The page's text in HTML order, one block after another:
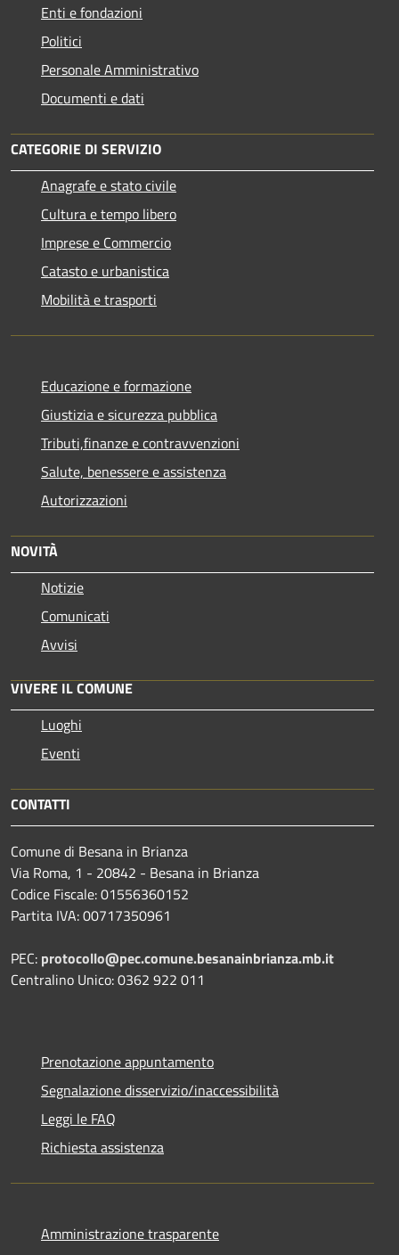
Enti e fondazioni
Politici
Personale Amministrativo
Documenti e dati
CATEGORIE DI SERVIZIO
Anagrafe e stato civile
Cultura e tempo libero
Imprese e Commercio
Catasto e urbanistica
Mobilità e trasporti
Educazione e formazione
Giustizia e sicurezza pubblica
Tributi,finanze e contravvenzioni
Salute, benessere e assistenza
Autorizzazioni
NOVITÀ
Notizie
Comunicati
Avvisi
VIVERE IL COMUNE
Luoghi
Eventi
CONTATTI
Comune di Besana in Brianza
Via Roma, 1 - 20842 - Besana in Brianza
Codice Fiscale: 01556360152
Partita IVA: 00717350961
PEC: protocollo@pec.comune.besanainbrianza.mb.it
Centralino Unico: 0362 922 011
Prenotazione appuntamento
Segnalazione disservizio/inaccessibilità
Leggi le FAQ
Richiesta assistenza
Amministrazione trasparente